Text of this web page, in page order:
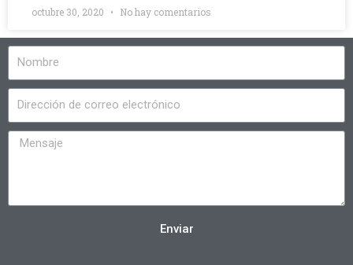
octubre 30, 2020 No hay comentarios
Enviar